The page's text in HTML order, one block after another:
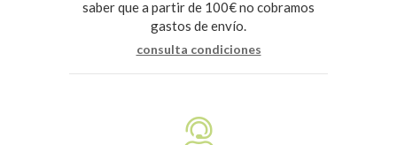
saber que a partir de 100€ no cobramos
gastos de envío.
consulta condiciones